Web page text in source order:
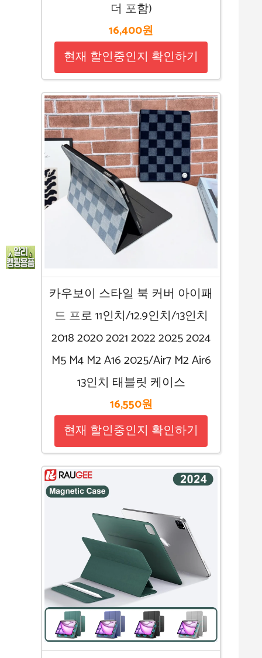
더 포함)
16,400원
현재 할인중인지 확인하기
카우보이 스타일 북 커버 아이패
드 프로 11인치/12.9인치/13인치
2018 2020 2021 2022 2025 2024
M5 M4 M2 A16 2025/Air7 M2 Air6
13인치 태블릿 케이스
16,550원
현재 할인중인지 확인하기